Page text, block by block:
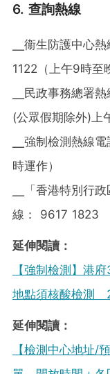
6. 查詢熱線
╴衞生防護中心
1122（上午9時至
╴民政事務總署
(公眾假期除外)上
╴強制檢測熱線
時運作）
╴「香港特別行
線： 9617 1823
延伸閱讀：
【強制檢測】港
地點須核酸檢測
延伸閱讀：
【檢測中心地址/